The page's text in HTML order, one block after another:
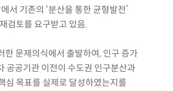
서 기존의 ‘분산을 통한 균형발전’
검토를 요구받고 있음.
한 문제의식에서 출발하여, 인구 증가
공공기관 이전이 수도권 인구분산과
심 목표를 실제로 달성하였는지를